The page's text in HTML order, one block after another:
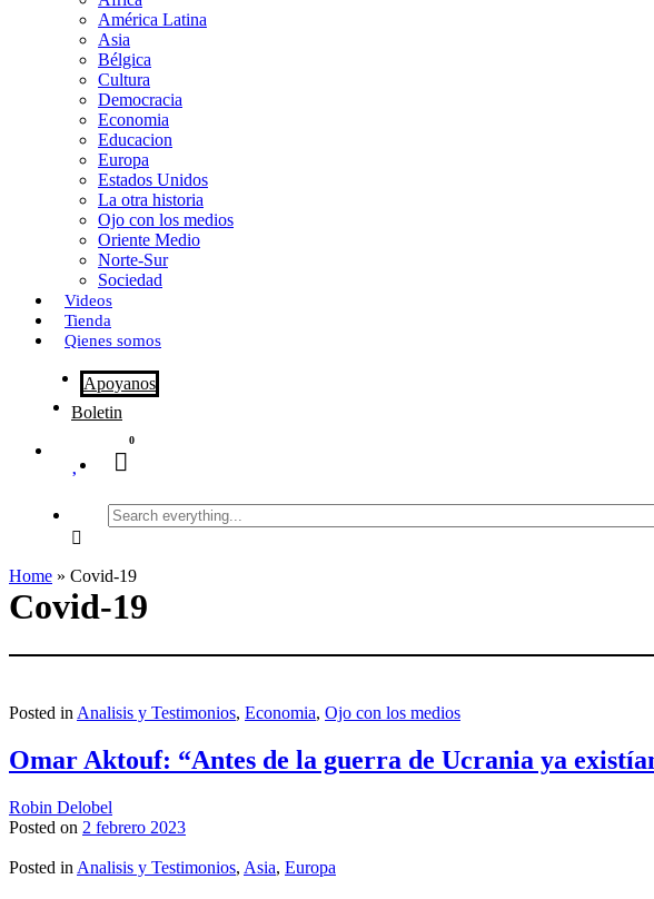
i
r
América Latina
Asia
Bélgica
Cultura
Democracia
Economia
Educacion
Europa
Estados Unidos
La otra historia
Ojo con los medios
Oriente Medio
Norte-Sur
Sociedad
Videos
Tienda
Qienes somos
Apoyanos
Boletin
0
Search
everything...
Home » Covid-19
Covid-19
Posted in Analisis y Testimonios, Economia, Ojo con los medios
Omar Aktouf: “Antes de la guerra de Ucrania ya
Robin Delobel
Posted on 2 febrero 2023
Posted in Analisis y Testimonios, Asia, Europa